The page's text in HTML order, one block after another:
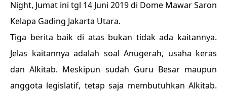
Night, Jumat ini tgl 14 Juni 2019 di Dome Mawar Saron
Kelapa Gading Jakarta Utara.
Tiga berita baik di atas bukan tidak ada kaitannya.
Jelas kaitannya adalah soal Anugerah, usaha keras
dan Alkitab. Meskipun sudah Guru Besar maupun
anggota legislatif, tetap saja membutuhkan Alkitab.